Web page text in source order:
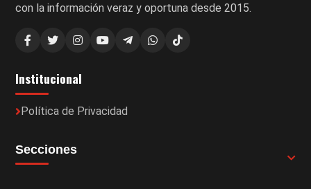
con la información veraz y oportuna desde 2015.
Institucional
Política de Privacidad
Secciones